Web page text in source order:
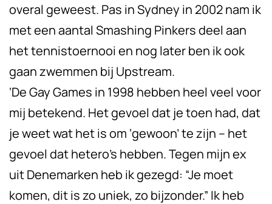
overal geweest. Pas in Sydney in 2002 nam ik
met een aantal Smashing Pinkers deel aan
het tennistoernooi en nog later ben ik ook
gaan zwemmen bij Upstream.
‘De Gay Games in 1998 hebben heel veel voor
mij betekend. Het gevoel dat je toen had, dat
je weet wat het is om ‘gewoon’ te zijn – het
gevoel dat hetero’s hebben. Tegen mijn ex
uit Denemarken heb ik gezegd: “Je moet
komen, dit is zo uniek, zo bijzonder.” Ik heb